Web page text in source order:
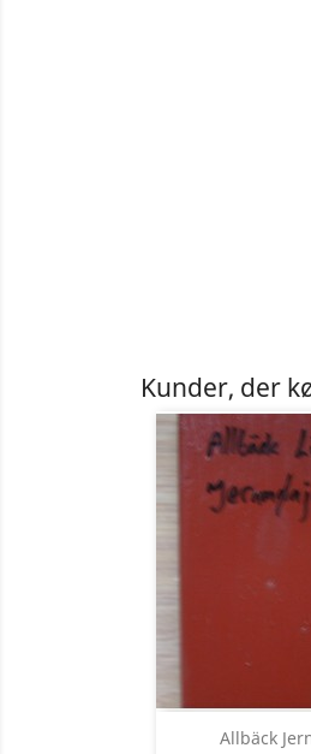
Kunder, der

Allbäck